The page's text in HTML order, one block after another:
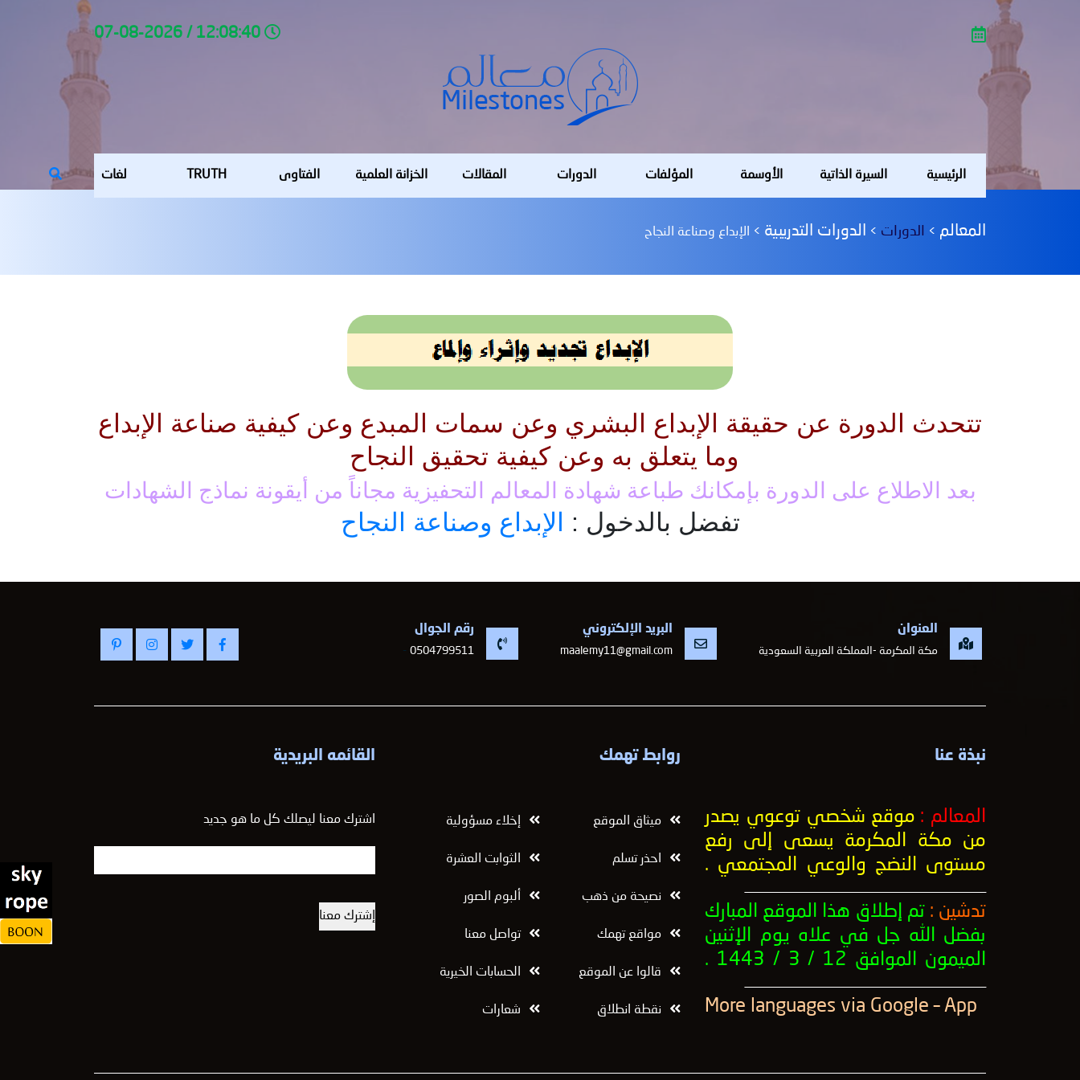
الرئيسية السيرة الذاتية الأوسمة المؤلفات الدورات المقالات الخزانة العلمية الفتاوى TRUTH لغات
المعالم > الدورات > الدورات التدريبية > الإبداع وصناعة النجاح
تتحدث الدورة عن حقيقة الإبداع البشري وعن سمات المبدع وعن كيفية صناعة الإبداع
وما يتعلق به وعن كيفية تحقيق النجاح
بعد الاطلاع على الدورة بإمكانك طباعة شهادة المعالم التحفيزية مجاناً من أيقونة نماذج الشهادات
تفضل بالدخول : الإبداع وصناعة النجاح
العنوان
مكة المكرمة -المملكة العربية السعودية
البريد الإلكتروني
maalemy11@gmail.com
رقم الجوال
0504799511
-
نبذة عنا
المعالم : موقع شخصي توعوي يصدر
من مكة المكرمة يسعى إلى رفع
مستوى النضج والوعي المجتمعي .
ــــــــــــــــــــــــــــــــــــــــــــــــــــــــــــــــــــــــــــــــــــــــــــــــــــ
تدشين : تم إطلاق هذا الموقع المبارك
بفضل الله جل في علاه يوم الإثنين
الميمون الموافق 12 / 3 / 1443 .
ــــــــــــــــــــــــــــــــــــــــــــــــــــــــــــــــــــــــــــــــــــــــــــــــــــ
روابط تهمك
ميثاق الموقع إخلاء مسؤولية
احذر تسلم الثوابت العشرة
نصيحة من ذهب ألبوم الصور
مواقع تهمك تواصل معنا
قالوا عن الموقع الحسابات الخيرية
نقطة انطلاق شعارات
القائمه البريدية
اشترك معنا ليصلك كل ما هو جديد